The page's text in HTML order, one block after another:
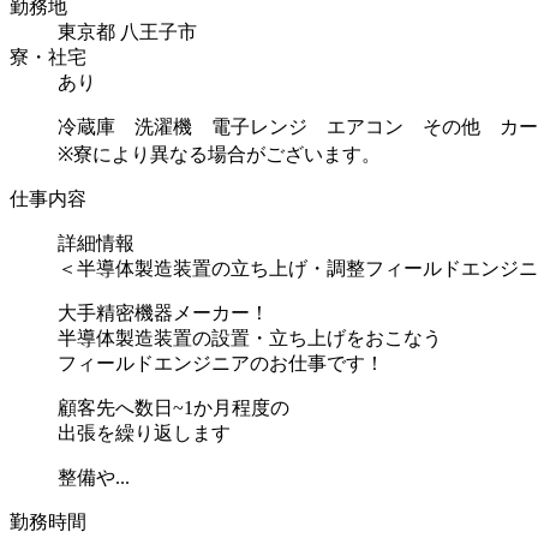
勤務地
東京都 八王子市
寮・社宅
あり
冷蔵庫 洗濯機 電子レンジ エアコン その他 カー
※寮により異なる場合がございます。
仕事内容
詳細情報
＜半導体製造装置の立ち上げ・調整フィールドエンジニ
大手精密機器メーカー！
半導体製造装置の設置・立ち上げをおこなう
フィールドエンジニアのお仕事です！
顧客先へ数日~1か月程度の
出張を繰り返します
整備や...
勤務時間